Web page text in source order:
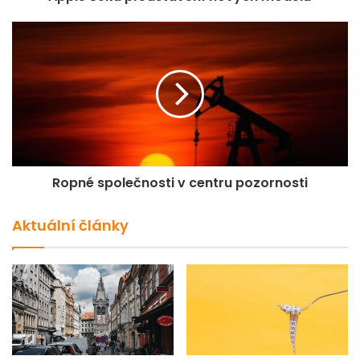
2021Q1 1 270 186
2021Q2 1 288 058 9,1 1,4
2021Q3 1 309 940 3,8 1,7
2021Q4 1 321 033 3,5 0,8
2022Q1 1 329 226
Zdroj: Český statistický úřad
Díky překvapivě dobrým výsledkům české ekonomiky ve
druhém letošním čtvrtletí řada tuzemských institucí
aktualizovala své makroekonomické predikce. Dosud totiž
Ropné společnosti v centru pozornosti
Aktuální články